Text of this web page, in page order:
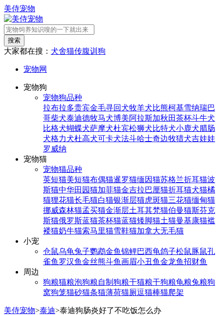
美侍宠物
搜索
大家都在搜： 犬舍猫传腹训狗
宠物网
宠物狗
宠物狗品种
拉布拉多贵宾金毛寻回犬牧羊犬比熊柯基雪纳瑞巴
哥柴犬泰迪德牧马犬博美阿拉斯加秋田茶杯斗牛犬
比格犬蝴蝶犬萨摩犬杜宾松狮犬比特犬小鹿犬腊肠
犬格力犬杜高犬可卡犬法斗哈士奇边牧猎犬吉娃娃
罗威纳
宠物猫
宠物猫品种
英短猫美短猫布偶猫暹罗猫缅因猫苏格兰折耳猫波
斯猫中华田园猫加菲猫金吉拉巴厘猫折耳猫犬猫橘
猫狸花猫长毛猫白猫银渐层猫虎斑猫三花猫缅甸猫
挪威森林猫孟买猫金渐层土耳其梵猫伯曼猫斯芬克
斯猫俄罗斯蓝猫茶杯猫蓝猫矮脚猫土猫曼基康猫褴
褛猫奶牛猫索马里猫雪鞋猫加拿大无毛猫
小宠
仓鼠乌龟兔子鹦鹉金鱼锦鲤巴西龟鸽子松鼠豚鼠孔
雀鱼 罗汉鱼金丝熊斗鱼画眉小丑鱼金龙鱼招财鱼
周边
狗粮猫粮泡狗粮自制狗粮干猫粮干狗粮龟粮兔粮狗
窝狗笼猫砂猫条猫薄荷猫厕逗猫棒猫爬架
美侍宠物>泰迪>泰迪狗肠炎好了不吃饭怎么办